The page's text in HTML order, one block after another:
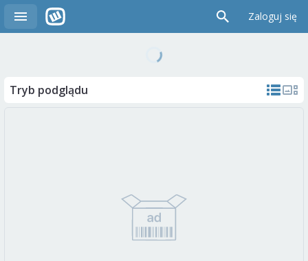
Zaloguj się
Tryb podglądu